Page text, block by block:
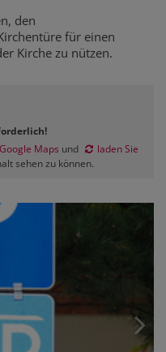
den
für einen
Kirche zu nützen.
Maps und
laden Sie
sehen zu können.